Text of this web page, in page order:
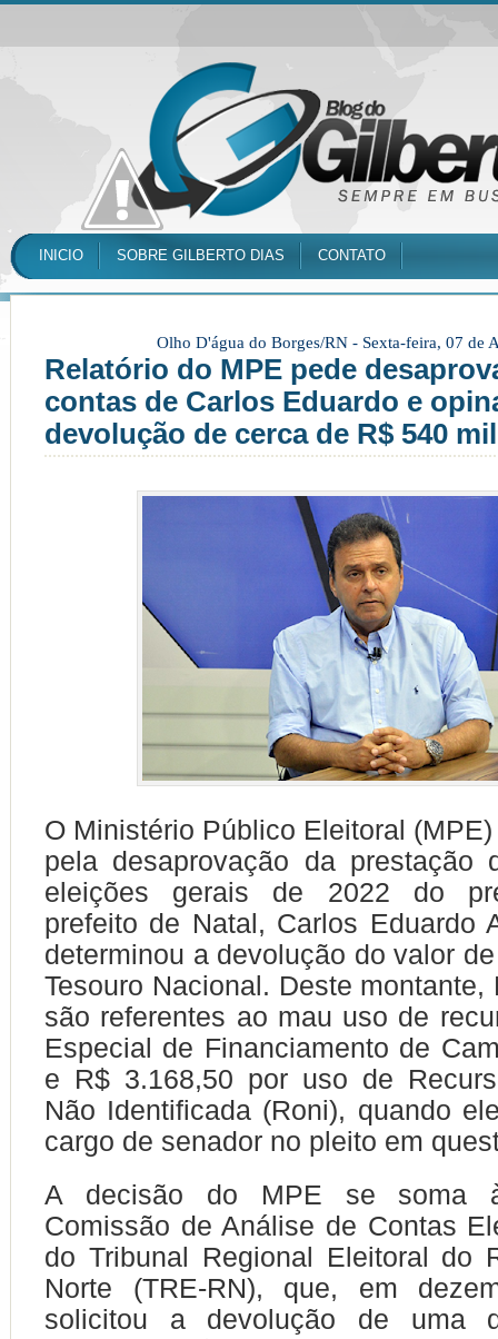
INICIO SOBRE GILBERTO DIAS CONTATO
Olho D'água do Borges/RN - Sexta-feira, 07 de
Relatório do MPE pede
contas de Carlos Eduardo e
devolução de cerca de R$ 540 mil
O Ministério Público Eleitoral
pela desaprovação da prestação
eleições gerais de 2022 do
prefeito de Natal, Carlos Eduardo
determinou a devolução do valor
Tesouro Nacional. Deste montante,
são referentes ao mau uso de
Especial de Financiamento de
e R$ 3.168,50 por uso de
Não Identificada (Roni), quando
cargo de senador no pleito em
A decisão do MPE se soma
Comissão de Análise de Contas
do Tribunal Regional Eleitoral do
Norte (TRE-RN), que, em
solicitou a devolução de uma